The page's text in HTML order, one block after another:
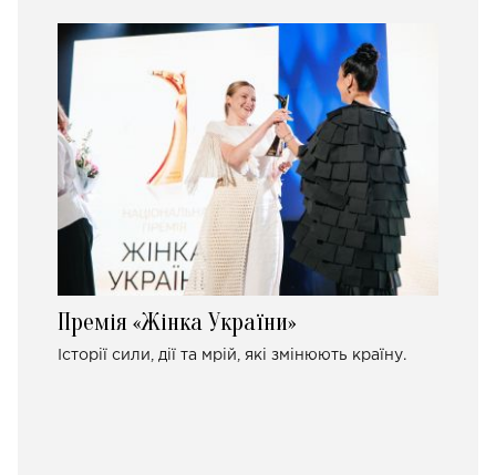
Премія «Жінка України»
Історії сили, дії та мрій, які змінюють країну.